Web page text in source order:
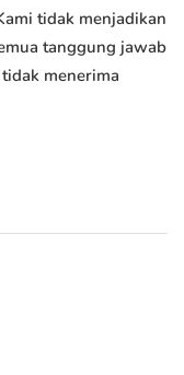
tidak menjadikan
tanggung jawab
menerima